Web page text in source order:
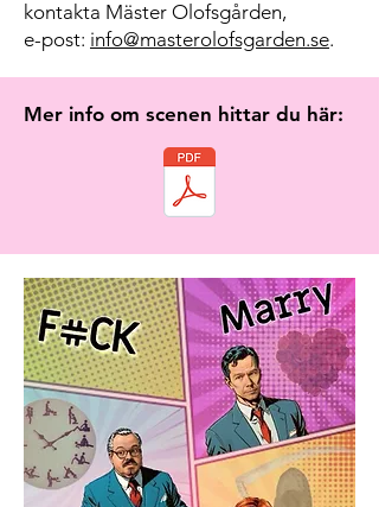
kontakta Mäster Olofsgården,
e-post: info@masterolofsgarden.se.
Mer info om scenen hittar du här: